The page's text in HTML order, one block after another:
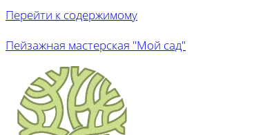
Перейти к содержимому
Пейзажная мастерская "Мой сад"